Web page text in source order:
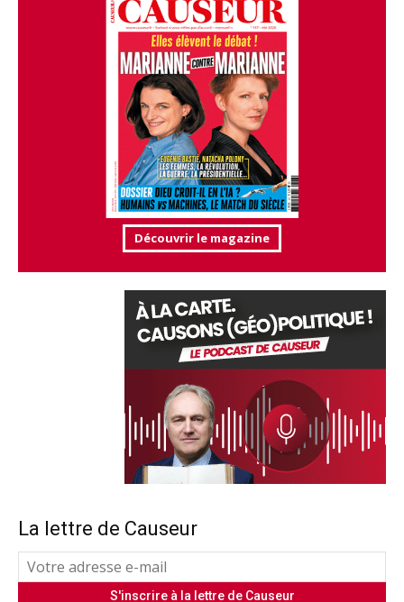
Découvrir le magazine
La lettre de Causeur